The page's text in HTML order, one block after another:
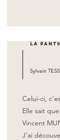
La
Sylvain
Celui-ci,
Elle sait
Vincent
J'ai